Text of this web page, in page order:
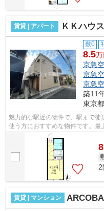
賃貸 | アパート ＫＫハウ
敷0
8.5万
京急
京急
京急
築11
東京都
魅力的な駅近の物件で、駅まで徒
使う方におすすめな物件です。最
カードでお支払いいただける物件
賃貸 | マンション